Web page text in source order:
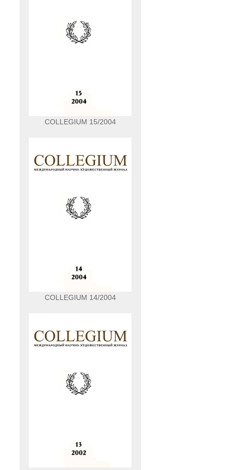
COLLEGIUM 15/2004
COLLEGIUM 14/2004